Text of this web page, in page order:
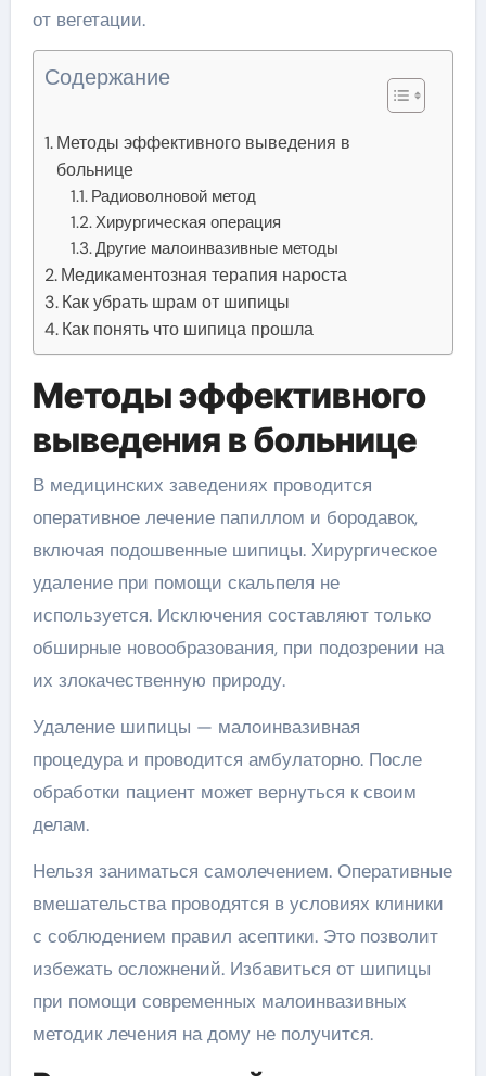
от вегетации.
Содержание
Методы эффективного выведения в
больнице
Радиоволновой метод
Хирургическая операция
Другие малоинвазивные методы
Медикаментозная терапия нароста
Как убрать шрам от шипицы
Как понять что шипица прошла
Методы эффективного
выведения в больнице
В медицинских заведениях проводится
оперативное лечение папиллом и бородавок,
включая подошвенные шипицы. Хирургическое
удаление при помощи скальпеля не
используется. Исключения составляют только
обширные новообразования, при подозрении на
их злокачественную природу.
Удаление шипицы — малоинвазивная
процедура и проводится амбулаторно. После
обработки пациент может вернуться к своим
делам.
Нельзя заниматься самолечением. Оперативные
вмешательства проводятся в условиях клиники
с соблюдением правил асептики. Это позволит
избежать осложнений. Избавиться от шипицы
при помощи современных малоинвазивных
методик лечения на дому не получится.